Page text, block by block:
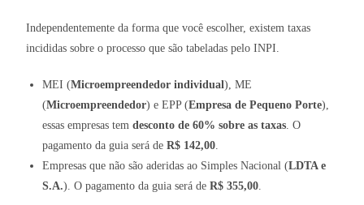
Independentemente da forma que você escolher, existem taxas
incididas sobre o processo que são tabeladas pelo INPI.
MEI (Microempreendedor individual), ME
(Microempreendedor) e EPP (Empresa de Pequeno Porte),
essas empresas temdesconto de 60% sobre as taxas . O
pagamento da guia será deR$ 142,00
Empresas que não são aderidas ao Simples Nacional (LDTA e
S.A.). O pagamento da guia será deR$ 355,00